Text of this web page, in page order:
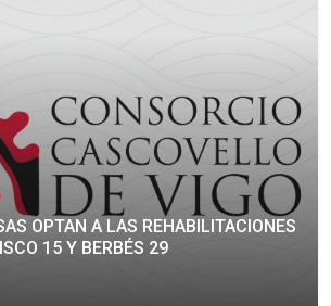
OPTAN A LAS REHABILITACIONES
15 Y BERBÉS 29